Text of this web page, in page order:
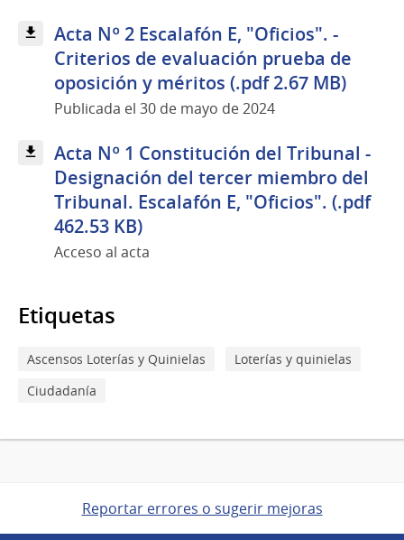
Acta Nº 2 Escalafón E, "Oficios". -
Criterios de evaluación prueba de
oposición y méritos (.pdf 2.67 MB)
Publicada el 30 de mayo de 2024
Acta Nº 1 Constitución del Tribunal -
Designación del tercer miembro del
Tribunal. Escalafón E, "Oficios". (.pdf
462.53 KB)
Acceso al acta
Etiquetas
Ascensos Loterías y Quinielas
Loterías y quinielas
Ciudadanía
Reportar errores o sugerir mejoras